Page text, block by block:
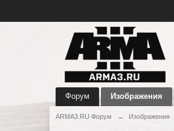
Форум Изображения
ARMA3.RU Форум → Изображения